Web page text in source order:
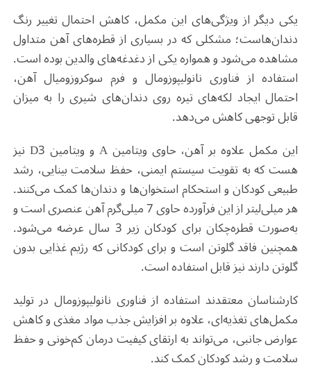
یکی دیگر از ویژگی‌های این مکمل، کاهش احتمال تغییر رنگ
دندان‌هاست؛ مشکلی که در بسیاری از قطره‌های آهن متداول
مشاهده می‌شود و همواره یکی از دغدغه‌های والدین بوده است.
استفاده از فناوری نانولیپوزومال و فرم سوکروزومیال آهن،
احتمال ایجاد لکه‌های تیره روی دندان‌های شیری را به میزان
قابل توجهی کاهش می‌دهد.
این مکمل علاوه بر آهن، حاوی ویتامین A و ویتامین D3 نیز
هست که به تقویت سیستم ایمنی، حفظ سلامت بینایی، رشد
طبیعی کودکان و استحکام استخوان‌ها و دندان‌ها کمک می‌کنند.
هر میلی‌لیتر از این فرآورده حاوی 7 میلی‌گرم آهن عنصری است و
به‌صورت قطره‌چکان برای کودکان زیر 3 سال عرضه می‌شود.
همچنین فاقد گلوتن است و برای کودکانی که رژیم غذایی بدون
گلوتن دارند نیز قابل استفاده است.
کارشناسان معتقدند استفاده از فناوری نانولیپوزومال در تولید
مکمل‌های تغذیه‌ای، علاوه بر افزایش جذب مواد مغذی و کاهش
عوارض جانبی، می‌تواند به ارتقای کیفیت درمان کم‌خونی و حفظ
سلامت و رشد کودکان کمک کند.